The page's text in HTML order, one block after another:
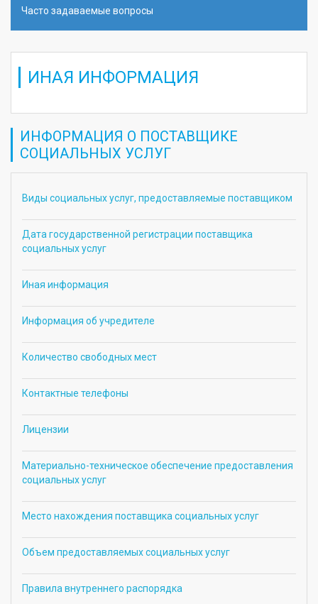
Часто задаваемые вопросы
ИНАЯ ИНФОРМАЦИЯ
ИНФОРМАЦИЯ О ПОСТАВЩИКЕ
СОЦИАЛЬНЫХ УСЛУГ
Виды социальных услуг, предоставляемые поставщиком
Дата государственной регистрации поставщика
социальных услуг
Иная информация
Информация об учредителе
Количество свободных мест
Контактные телефоны
Лицензии
Материально-техническое обеспечение предоставления
социальных услуг
Место нахождения поставщика социальных услуг
Объем предоставляемых социальных услуг
Правила внутреннего распорядка